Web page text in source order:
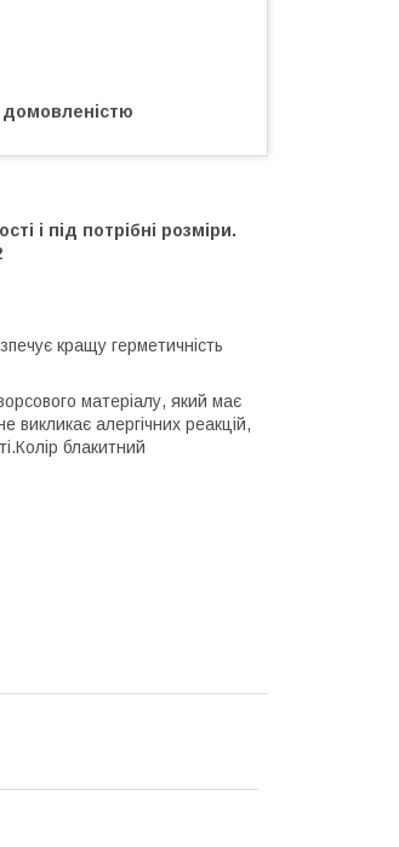
домовленістю
і під потрібні розміри.
кращу герметичність
матеріалу, який має
викликає алергічних реакцій,
блакитний